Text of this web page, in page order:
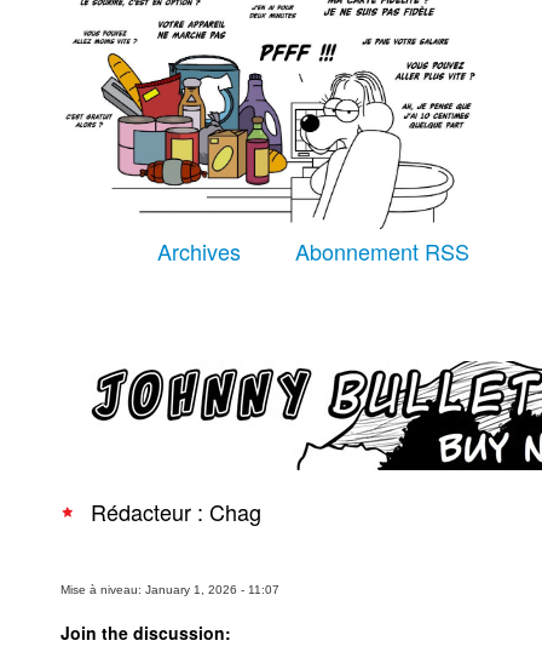
Contacte
Équipe
À Propos
Recherche avancéeArchives Abonnement RSS
Rédacteur : Chag
Mise à niveau: January 1, 2026 - 11:07
Join the discussion: